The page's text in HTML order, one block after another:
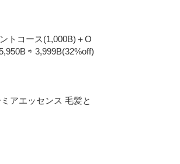
トコース(1,000B)＋O
⇨ 3,999B(32%off)
アエッセンス 毛髪と